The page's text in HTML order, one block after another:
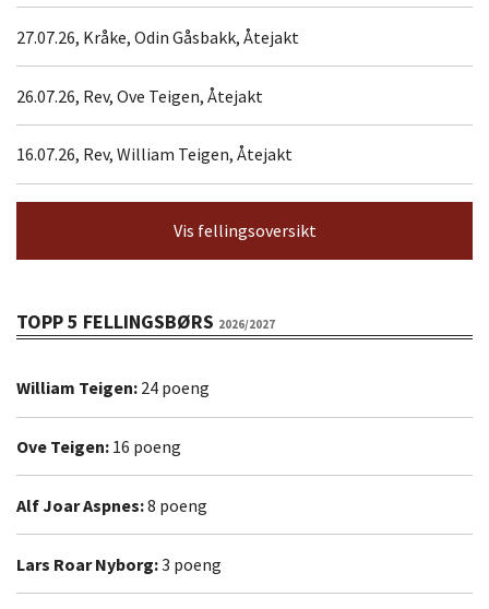
27.07.26, Kråke, Odin Gåsbakk, Åtejakt
26.07.26, Rev, Ove Teigen, Åtejakt
16.07.26, Rev, William Teigen, Åtejakt
Vis fellingsoversikt
TOPP 5 FELLINGSBØRS 2026/2027
William Teigen: 24 poeng
Ove Teigen: 16 poeng
Alf Joar Aspnes:8 poeng
Lars Roar Nyborg:3 poeng